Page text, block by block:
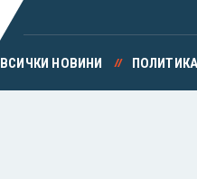
ВСИЧКИ НОВИНИ ПОЛИТИКА